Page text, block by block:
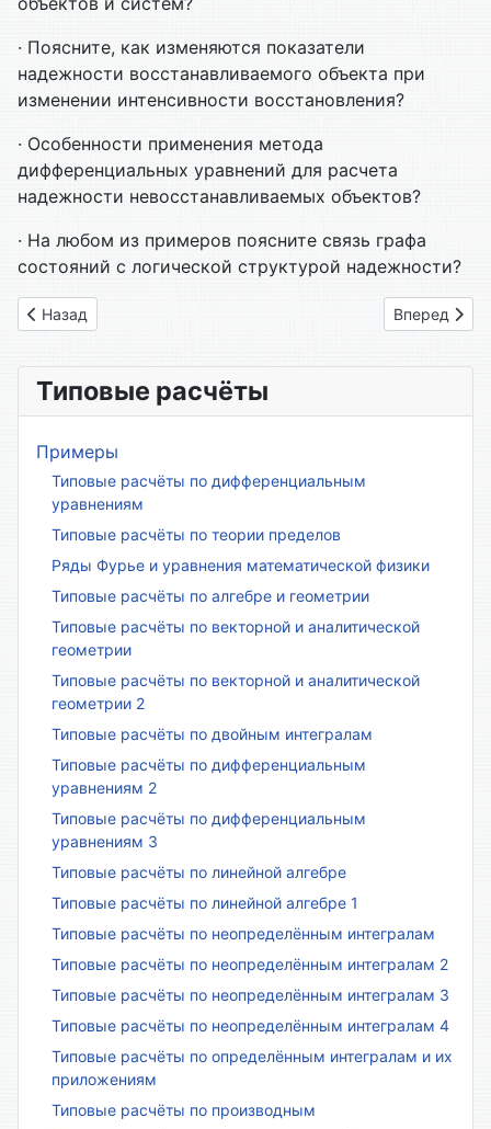
· Поясните, как изменяются показатели
надежности восстанавливаемого объекта при
изменении интенсивности восстановления?
· Особенности применения метода
дифференциальных уравнений для расчета
надежности невосстанавливаемых объектов?
· На любом из примеров поясните связь графа
состояний с логической структурой надежности?
Предыдущий: Глава 13.2. Связь логической схемы
Назад Следующий:
Вперед
Типовые расчёты
Примеры
Типовые расчёты по дифференциальным
уравнениям
Типовые расчёты по теории пределов
Ряды Фурье и уравнения математической физики
Типовые расчёты по алгебре и геометрии
Типовые расчёты по векторной и аналитической
геометрии
Типовые расчёты по векторной и аналитической
геометрии 2
Типовые расчёты по двойным интегралам
Типовые расчёты по дифференциальным
уравнениям 2
Типовые расчёты по дифференциальным
уравнениям 3
Типовые расчёты по линейной алгебре
Типовые расчёты по линейной алгебре 1
Типовые расчёты по неопределённым интегралам
Типовые расчёты по неопределённым интегралам 2
Типовые расчёты по неопределённым интегралам 3
Типовые расчёты по неопределённым интегралам 4
Типовые расчёты по определённым интегралам и их
приложениям
Типовые расчёты по производным